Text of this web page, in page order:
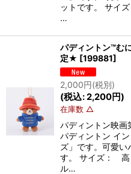
ットです。 サイ
…
パディントン™む
定★ [199881]
2,000円(税別)
(税込:2,200円)
在庫数 △
パディントン映
パディントン イ
ズ」です。可愛
す。 サイズ： 高
ル…